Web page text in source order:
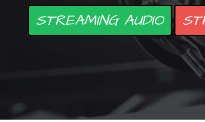
STREAMING AUDIO